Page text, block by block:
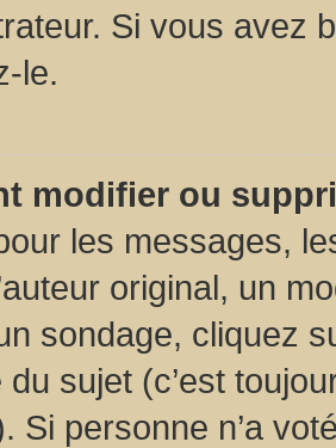
Si vous avez
le.
modifier ou
les messages,
original, un
sondage, cliquez
du sujet (c’est
Si personne n’a